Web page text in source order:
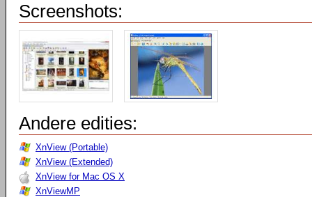
Screenshots:
Andere edities:
XnView (Portable)
XnView (Extended)
XnView for Mac OS X
XnViewMP